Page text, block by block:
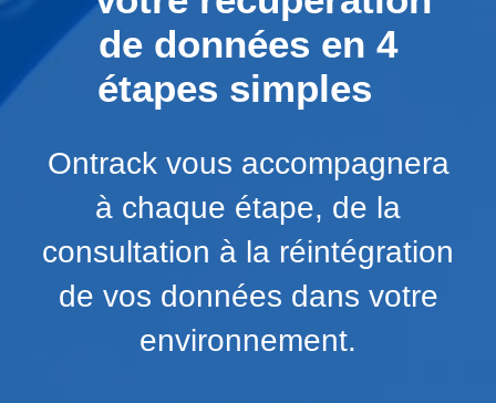
de données en 4
étapes simples
Ontrack vous accompagnera
à chaque étape, de la
consultation à la réintégration
de vos données dans votre
environnement.